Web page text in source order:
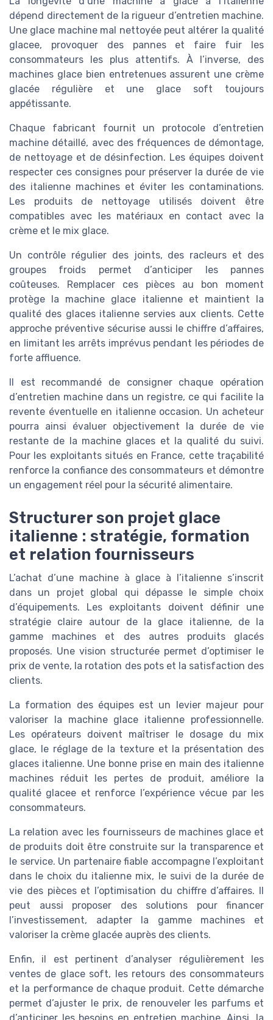
dépend directement de la rigueur d’entretien machine.
Une glace machine mal nettoyée peut altérer la qualité
glacee, provoquer des pannes et faire fuir les
consommateurs les plus attentifs. À l’inverse, des
machines glace bien entretenues assurent une crème
glacée régulière et une glace soft toujours
appétissante.
Chaque fabricant fournit un protocole d’entretien
machine détaillé, avec des fréquences de démontage,
de nettoyage et de désinfection. Les équipes doivent
respecter ces consignes pour préserver la durée de vie
des italienne machines et éviter les contaminations.
Les produits de nettoyage utilisés doivent être
compatibles avec les matériaux en contact avec la
crème et le mix glace.
Un contrôle régulier des joints, des racleurs et des
groupes froids permet d’anticiper les pannes
coûteuses. Remplacer ces pièces au bon moment
protège la machine glace italienne et maintient la
qualité des glaces italienne servies aux clients. Cette
approche préventive sécurise aussi le chiffre d’affaires,
en limitant les arrêts imprévus pendant les périodes de
forte affluence.
Il est recommandé de consigner chaque opération
d’entretien machine dans un registre, ce qui facilite la
revente éventuelle en italienne occasion. Un acheteur
pourra ainsi évaluer objectivement la durée de vie
restante de la machine glaces et la qualité du suivi.
Pour les exploitants situés en France, cette traçabilité
renforce la confiance des consommateurs et démontre
un engagement réel pour la sécurité alimentaire.
Structurer son projet glace
italienne : stratégie, formation
et relation fournisseurs
L’achat d’une machine à glace à l’italienne s’inscrit
dans un projet global qui dépasse le simple choix
d’équipements. Les exploitants doivent définir une
stratégie claire autour de la glace italienne, de la
gamme machines et des autres produits glacés
proposés. Une vision structurée permet d’optimiser le
prix de vente, la rotation des pots et la satisfaction des
clients.
La formation des équipes est un levier majeur pour
valoriser la machine glace italienne professionnelle.
Les opérateurs doivent maîtriser le dosage du mix
glace, le réglage de la texture et la présentation des
glaces italienne. Une bonne prise en main des italienne
machines réduit les pertes de produit, améliore la
qualité glacee et renforce l’expérience vécue par les
consommateurs.
La relation avec les fournisseurs de machines glace et
de produits doit être construite sur la transparence et
le service. Un partenaire fiable accompagne l’exploitant
dans le choix du italienne mix, le suivi de la durée de
vie des pièces et l’optimisation du chiffre d’affaires. Il
peut aussi proposer des solutions pour financer
l’investissement, adapter la gamme machines et
valoriser la crème glacée auprès des clients.
Enfin, il est pertinent d’analyser régulièrement les
ventes de glace soft, les retours des consommateurs
et la performance de chaque produit. Cette démarche
permet d’ajuster le prix, de renouveler les parfums et